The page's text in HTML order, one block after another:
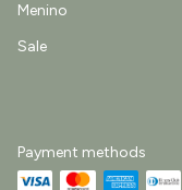
Menino
Sale
Payment methods